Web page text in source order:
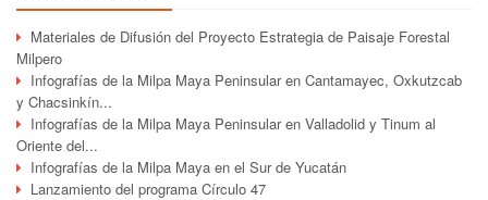
Materiales de Difusión del Proyecto Estrategia de Paisaje Forestal
Milpero
Infografías de la Milpa Maya Peninsular en Cantamayec, Oxkutzcab
y Chacsinkín...
Infografías de la Milpa Maya Peninsular en Valladolid y Tinum al
Oriente del...
Infografías de la Milpa Maya en el Sur de Yucatán
Lanzamiento del programa Círculo 47